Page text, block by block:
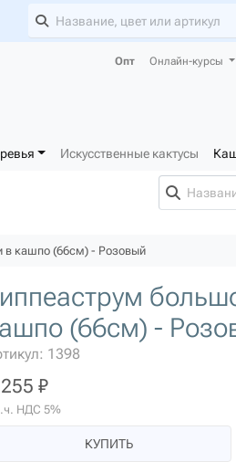
Опт Онлайн-курсы
Искусственные кактусы
в кашпо (66см) - Розовый
(66см) -
1398
₽
НДС 5%
КУПИТЬ